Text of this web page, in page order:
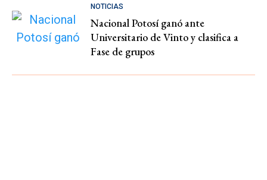
NOTICIAS
Nacional Potosí ganó ante
Universitario de Vinto y clasifica a
Fase de grupos